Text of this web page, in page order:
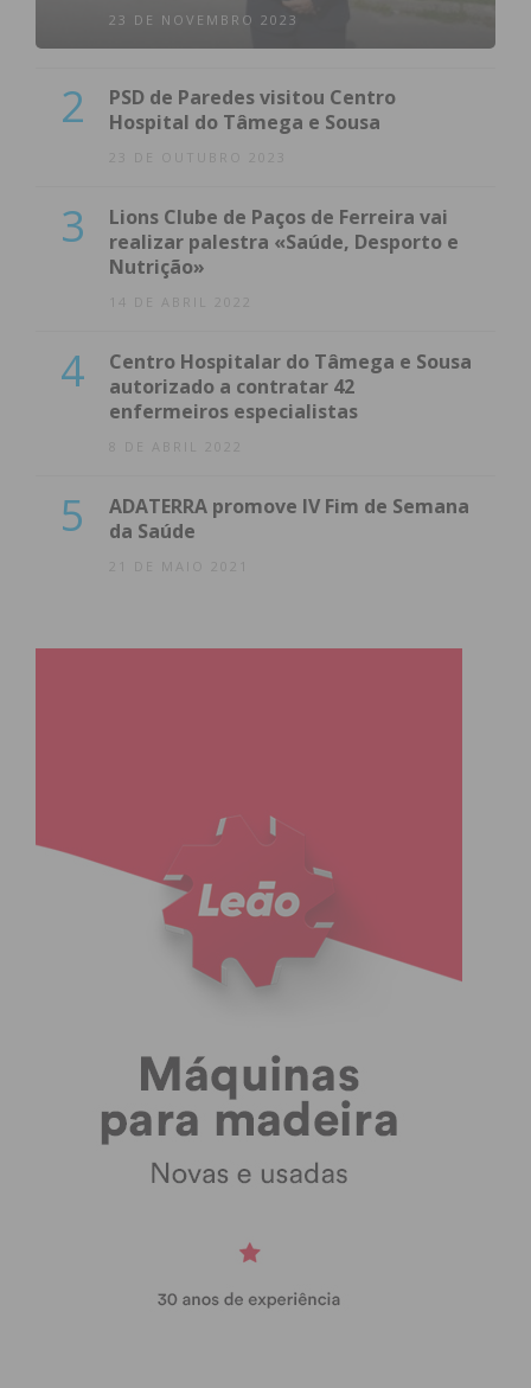
23 DE NOVEMBRO 2023
2
PSD de Paredes visitou Centro
Hospital do Tâmega e Sousa
23 DE OUTUBRO 2023
3
Lions Clube de Paços de Ferreira vai
realizar palestra «Saúde, Desporto e
Nutrição»
14 DE ABRIL 2022
4
Centro Hospitalar do Tâmega e Sousa
autorizado a contratar 42
enfermeiros especialistas
8 DE ABRIL 2022
5
ADATERRA promove IV Fim de Semana
da Saúde
21 DE MAIO 2021